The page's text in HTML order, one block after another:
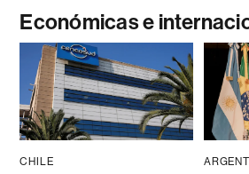
Económicas e
CHILE